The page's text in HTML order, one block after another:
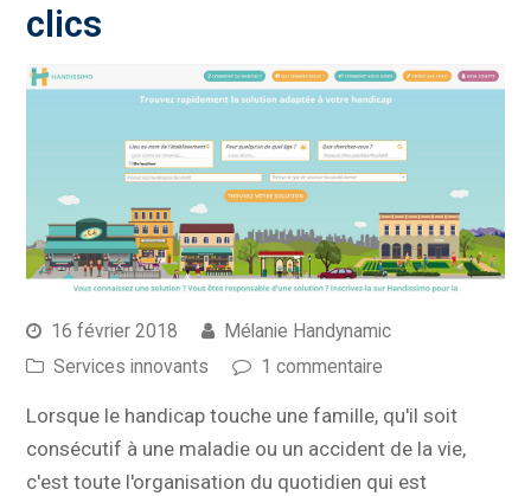
clics
16 février 2018
Mélanie Handynamic
Services innovants
1 commentaire
Lorsque le handicap touche une famille, qu'il soit
consécutif à une maladie ou un accident de la vie,
c'est toute l'organisation du quotidien qui est